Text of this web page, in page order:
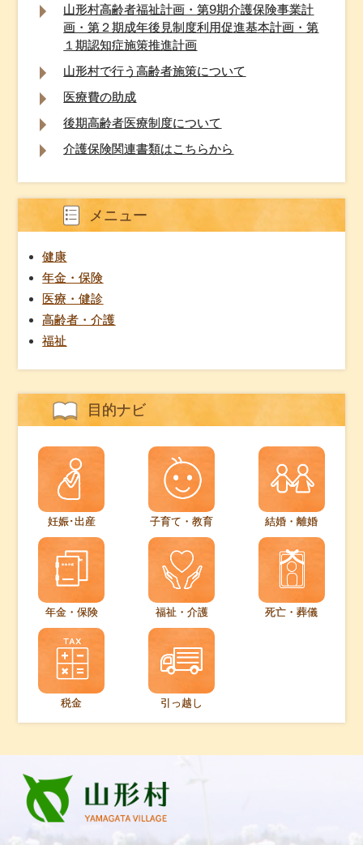
山形村高齢者福祉計画・第9期介護保険事業計
画・第２期成年後見制度利用促進基本計画・第
１期認知症施策推進計画
山形村で行う高齢者施策について
医療費の助成
後期高齢者医療制度について
介護保険関連書類はこちらから
メニュー
健康
年金・保険
医療・健診
高齢者・介護
福祉
目的ナビ
妊娠･出産 子育て・教育 結婚・離婚
年金・保険 福祉・介護 死亡・葬儀
税金 引っ越し